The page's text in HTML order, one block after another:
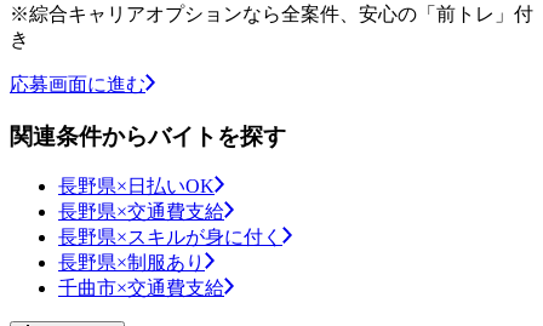
※綜合キャリアオプションなら全案件、安心の「前トレ」付
き
応募画面に進む
関連条件からバイトを探す
長野県×日払いOK
長野県×交通費支給
長野県×スキルが身に付く
長野県×制服あり
千曲市×交通費支給